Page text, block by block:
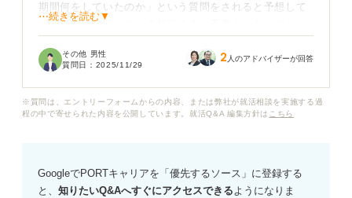
期間何をしていたのか」という質問をされると予想して
おり、回答に悩んでいる状況です。正直もともと何とか
く内定がもらえず、就活浪人になりました。
「計画性がない」「就活をさぼっていたのではないか」
思っています。
⋯続きを読む▼
その他 男性
質問日： 2025/11/29 2 人のアドバイザーが回答
※質問は、エントリーフォームからの内容、または弊社が就活相談を実施する過
程の中で寄せられた内容を公開しています。就活Q&A 編集方針は こちら
GoogleでPORTキャリアを「優先するソース」に登録する
と、 知りたいQ&Aへすぐにアクセスできるようになりま